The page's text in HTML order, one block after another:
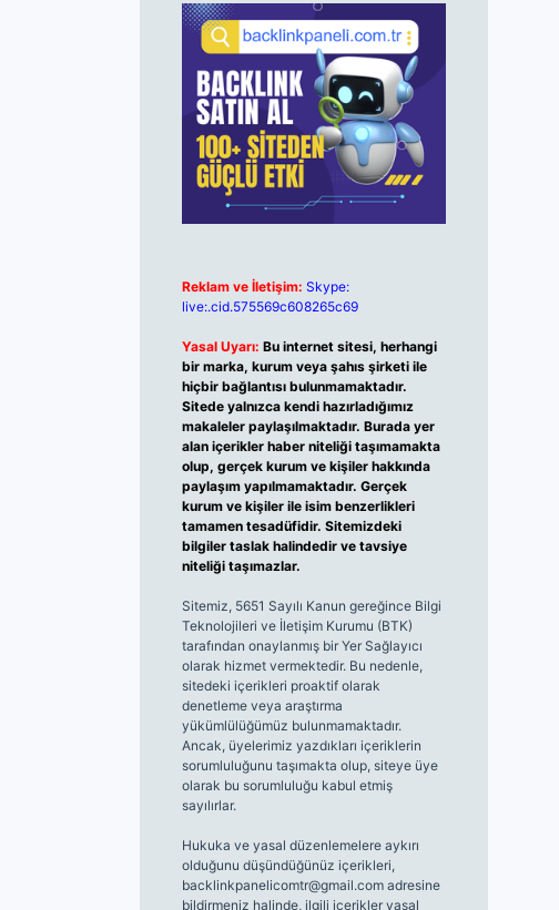
Reklam ve İletişim: Skype:
live:.cid.575569c608265c69
Yasal Uyarı: Bu internet sitesi, herhangi
bir marka, kurum veya şahıs şirketi ile
hiçbir bağlantısı bulunmamaktadır.
Sitede yalnızca kendi hazırladığımız
makaleler paylaşılmaktadır. Burada yer
alan içerikler haber niteliği taşımamakta
olup, gerçek kurum ve kişiler hakkında
paylaşım yapılmamaktadır. Gerçek
kurum ve kişiler ile isim benzerlikleri
tamamen tesadüfidir. Sitemizdeki
bilgiler taslak halindedir ve tavsiye
niteliği taşımazlar.
Sitemiz, 5651 Sayılı Kanun gereğince Bilgi
Teknolojileri ve İletişim Kurumu (BTK)
tarafından onaylanmış bir Yer Sağlayıcı
olarak hizmet vermektedir. Bu nedenle,
sitedeki içerikleri proaktif olarak
denetleme veya araştırma
yükümlülüğümüz bulunmamaktadır.
Ancak, üyelerimiz yazdıkları içeriklerin
sorumluluğunu taşımakta olup, siteye üye
olarak bu sorumluluğu kabul etmiş
sayılırlar.
Hukuka ve yasal düzenlemelere aykırı
olduğunu düşündüğünüz içerikleri,
backlinkpanelicomtr@gmail.comadresine
bildirmeniz halinde, ilgili içerikler yasal